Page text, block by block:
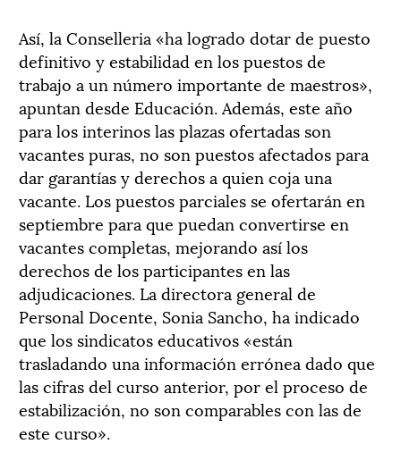
Así, la Conselleria «ha logrado dotar de puesto
definitivo y estabilidad en los puestos de
trabajo a un número importante de maestros»,
apuntan desde Educación. Además, este año
para los interinos las plazas ofertadas son
vacantes puras, no son puestos afectados para
dar garantías y derechos a quien coja una
vacante. Los puestos parciales se ofertarán en
septiembre para que puedan convertirse en
vacantes completas, mejorando así los
derechos de los participantes en las
adjudicaciones. La directora general de
Personal Docente, Sonia Sancho, ha indicado
que los sindicatos educativos «están
trasladando una información errónea dado que
las cifras del curso anterior, por el proceso de
estabilización, no son comparables con las de
este curso».